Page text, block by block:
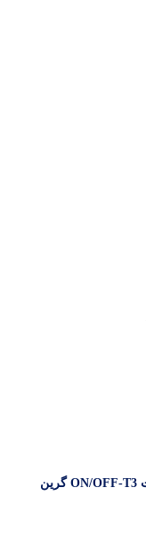
داکت اسپلیت ON/OFF-T3 گرین